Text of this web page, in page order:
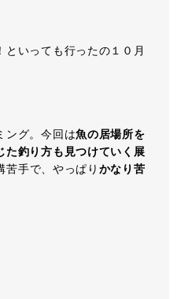
いっても行ったの１０月
ング。今回は魚の居場所を
た釣り方も見つけていく展
苦手で、やっぱり かなり苦